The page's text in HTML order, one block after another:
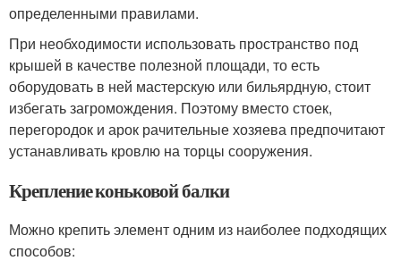
определенными правилами.
При необходимости использовать пространство под
крышей в качестве полезной площади, то есть
оборудовать в ней мастерскую или бильярдную, стоит
избегать загромождения. Поэтому вместо стоек,
перегородок и арок рачительные хозяева предпочитают
устанавливать кровлю на торцы сооружения.
Крепление коньковой балки
Можно крепить элемент одним из наиболее подходящих
способов: